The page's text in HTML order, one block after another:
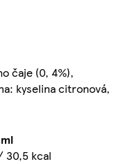
čaje (0, 4%),
kyselina citronová,
30,5 kcal